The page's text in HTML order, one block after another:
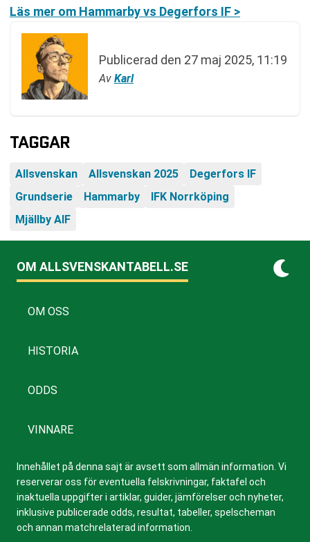
Läs mer om Hammarby vs Degerfors IF >
Publicerad den 27 maj 2025, 11:19
Av Karl
TAGGAR
Allsvenskan Allsvenskan 2025
Degerfors IF
Grundserie
Hammarby
IFK Norrköping
Mjällby AIF
OM ALLSVENSKANTABELL.SE
OM OSS
HISTORIA
ODDS
VINNARE
Innehållet på denna sajt är avsett som allmän information. Vi
reserverar oss för eventuella felskrivningar, faktafel och
inaktuella uppgifter i artiklar, guider, jämförelser och nyheter,
inklusive publicerade odds, resultat, tabeller, spelscheman
och annan matchrelaterad information.